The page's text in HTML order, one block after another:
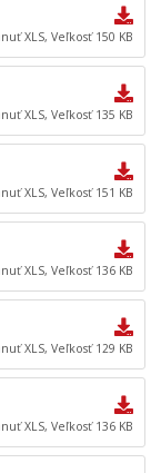
mesta
2021 – 2027
a majetkových
XLS, Veľkosť 150 KB
XLS, Veľkosť 135 KB
XLS, Veľkosť 151 KB
XLS, Veľkosť 136 KB
XLS, Veľkosť 129 KB
XLS, Veľkosť 136 KB